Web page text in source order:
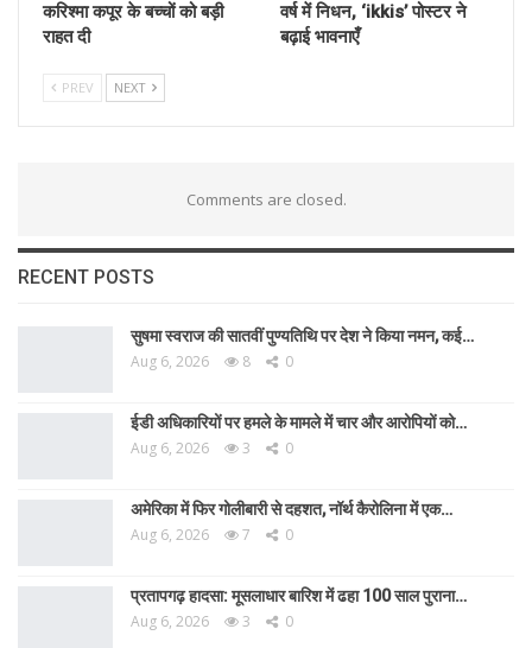
करिश्मा कपूर के बच्चों को बड़ी
राहत दी
वर्ष में निधन, ‘ikkis’ पोस्टर ने
बढ़ाई भावनाएँ
PREV NEXT
Comments are closed.
RECENT POSTS
सुषमा स्वराज की सातवीं पुण्यतिथि पर देश ने किया नमन, कई…
Aug 6, 2026 8 0
ईडी अधिकारियों पर हमले के मामले में चार और आरोपियों को…
Aug 6, 2026 3 0
अमेरिका में फिर गोलीबारी से दहशत, नॉर्थ कैरोलिना में एक…
Aug 6, 2026 7 0
प्रतापगढ़ हादसा: मूसलाधार बारिश में ढहा 100 साल पुराना…
Aug 6, 2026 3 0